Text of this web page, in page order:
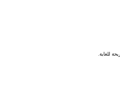
للغاية.